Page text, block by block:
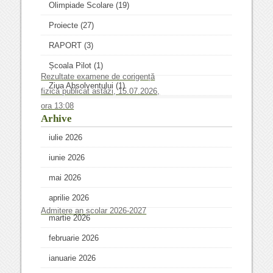
Rezultate examene de corigență
fizică publicat astăzi, 15.07.2026,
ora 13:08
Admitere an școlar 2026-2027
Olimpiade Scolare (19)
Proiecte (27)
RAPORT (3)
Școala Pilot (1)
Ziua Absolventului (1)
Arhive
iulie 2026
iunie 2026
mai 2026
aprilie 2026
martie 2026
februarie 2026
ianuarie 2026